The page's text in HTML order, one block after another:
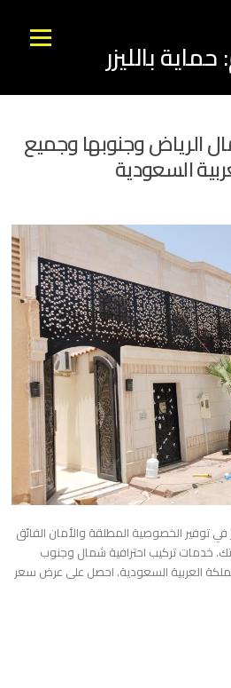
القائمه حماية بالليزر
الرياض وجنوبها وجميع
السعودية
توفير الخصوصية المطلقة والأمان الفائق
خدمات تركيب احترافية شمال وجنوب
العربية السعودية. احصل على عرض سعر